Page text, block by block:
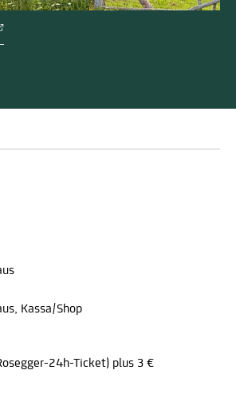
Kassa/Shop
24h-Ticket) plus 3 €